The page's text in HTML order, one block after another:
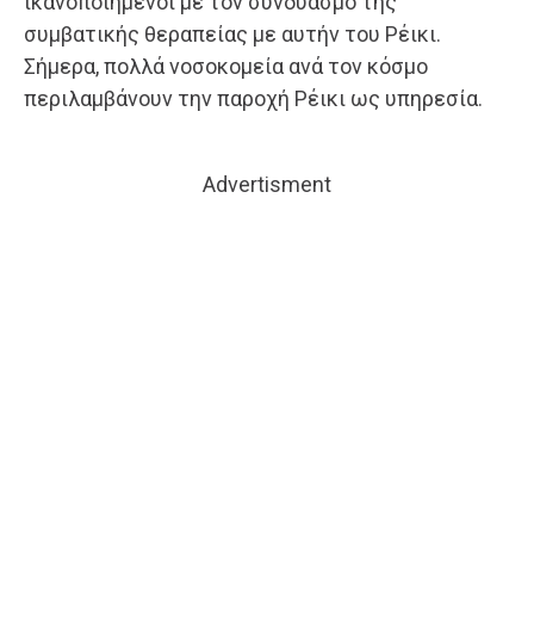
συμβατικής θεραπείας με αυτήν του Ρέικι.
Σήμερα, πολλά νοσοκομεία ανά τον κόσμο
περιλαμβάνουν την παροχή Ρέικι ως υπηρεσία.
Advertisment